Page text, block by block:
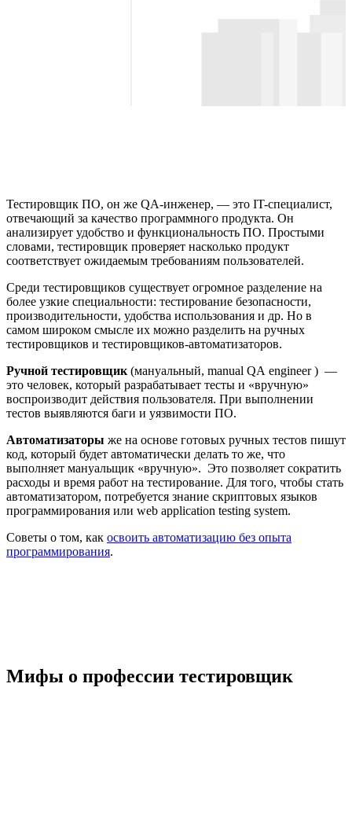
Тестировщик ПО, он же QA-инженер, — это IT-специалист,
отвечающий за качество программного продукта. Он
анализирует удобство и функциональность ПО. Простыми
словами, тестировщик проверяет насколько продукт
соответствует ожидаемым требованиям пользователей.
Среди тестировщиков существует огромное разделение на
более узкие специальности: тестирование безопасности,
производительности, удобства использования и др. Но в
самом широком смысле их можно разделить на ручных
тестировщиков и тестировщиков-автоматизаторов.
Ручной тестировщик (мануальный, manual QA engineer ) —
это человек, который разрабатывает тесты и «вручную»
воспроизводит действия пользователя. При выполнении
тестов выявляются баги и уязвимости ПО.
Автоматизаторы же на основе готовых ручных тестов пишут
код, который будет автоматически делать то же, что
выполняет мануальщик «вручную». Это позволяет сократить
расходы и время работ на тестирование. Для того, чтобы стать
автоматизатором, потребуется знание скриптовых языков
программирования или web application testing system.
Советы о том, как освоить автоматизацию без опыта
программирования.
Мифы о профессии тестировщик